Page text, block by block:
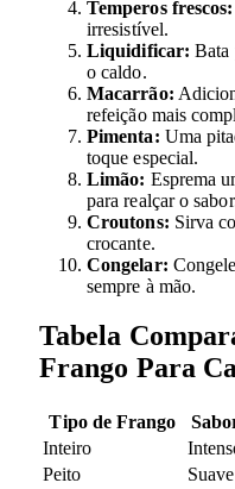
Temperos frescos:
irresistível.
Liquidificar: Bata
o caldo.
Macarrão:
refeição mais
Pimenta: Uma
toque especial.
Limão: Esprema
para realçar o
Croutons: Sirva
crocante.
Congelar:
sempre à mão.
Tabela
Frango Para
Tipo de Frango
Inteiro
Peito
Suave